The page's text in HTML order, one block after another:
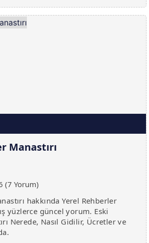
Manastırı
(7 Yorum)
hakkında Yerel Rehberler
yüzlerce güncel yorum. Eski
Nerede, Nasıl Gidilir, Ücretler ve